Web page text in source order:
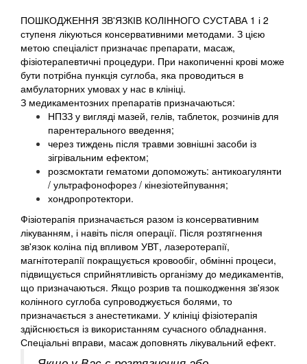
ПОШКОДЖЕННЯ ЗВ'ЯЗКІВ КОЛІННОГО СУСТАВА 1 і 2
ступеня лікуються консервативними методами. З цією
метою спеціаліст призначає препарати, масаж,
фізіотерапевтичні процедури. При накопиченні крові може
бути потрібна пункція суглоба, яка проводиться в
амбулаторних умовах у нас в клініці.
З медикаментозних препаратів призначаються:
НПЗЗ у вигляді мазей, гелів, таблеток, розчинів для
парентерального введення;
через тиждень після травми зовнішні засоби із
зігрівальним ефектом;
розсмоктати гематоми допоможуть: антикоагулянти
/ ультрафонофорез / кінезіотейпування;
хондропротектори.
Фізіотерапія призначається разом із консервативним
лікуванням, і навіть після операції. Після розтягнення
зв'язок коліна під впливом УВТ, лазеротерапії,
магнітотерапії покращується кровообіг, обмінні процеси,
підвищується сприйнятливість організму до медикаментів,
що призначаються. Якщо розрив та пошкодження зв'язок
колінного суглоба супроводжується болями, то
призначається з анестетиками. У клініці фізіотерапія
здійснюється із використанням сучасного обладнання.
Спеціальні вправи, масаж доповнять лікувальний ефект.